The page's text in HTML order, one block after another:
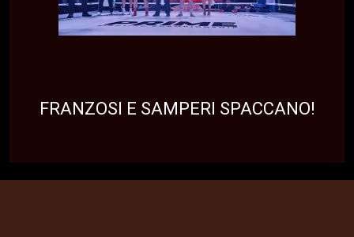
FRANZOSI E SAMPERI SPACCANO!